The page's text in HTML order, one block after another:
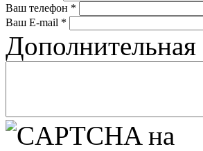
Ваш телефон *
Ваш E-mail *